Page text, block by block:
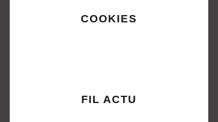
COOKIES
FIL ACTU